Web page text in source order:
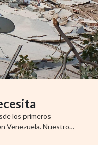
los primeros
Venezuela. Nuestro